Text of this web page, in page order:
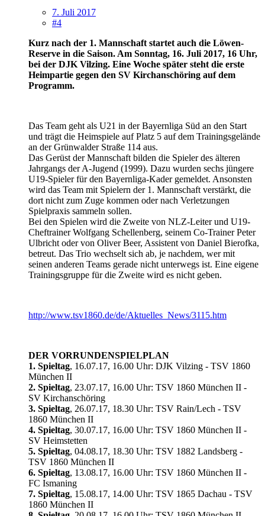
7. Juli 2017
#4
Kurz nach der 1. Mannschaft startet auch die Löwen-
Reserve in die Saison. Am Sonntag, 16. Juli 2017, 16 Uhr,
bei der DJK Vilzing. Eine Woche später steht die erste
Heimpartie gegen den SV Kirchanschöring auf dem
Programm.
Das Team geht als U21 in der Bayernliga Süd an den Start
und trägt die Heimspiele auf Platz 5 auf dem Trainingsgelände
an der Grünwalder Straße 114 aus.
Das Gerüst der Mannschaft bilden die Spieler des älteren
Jahrgangs der A-Jugend (1999). Dazu wurden sechs jüngere
U19-Spieler für den Bayernliga-Kader gemeldet. Ansonsten
wird das Team mit Spielern der 1. Mannschaft verstärkt, die
dort nicht zum Zuge kommen oder nach Verletzungen
Spielpraxis sammeln sollen.
Bei den Spielen wird die Zweite von NLZ-Leiter und U19-
Cheftrainer Wolfgang Schellenberg, seinem Co-Trainer Peter
Ulbricht oder von Oliver Beer, Assistent von Daniel Bierofka,
betreut. Das Trio wechselt sich ab, je nachdem, wer mit
seinen anderen Teams gerade nicht unterwegs ist. Eine eigene
Trainingsgruppe für die Zweite wird es nicht geben.
http://www.tsv1860.de/de/Aktuelles_News/3115.htm
DER VORRUNDENSPIELPLAN
1. Spieltag, 16.07.17, 16.00 Uhr: DJK Vilzing - TSV 1860
München II
2. Spieltag, 23.07.17, 16.00 Uhr: TSV 1860 München II -
SV Kirchanschöring
3. Spieltag, 26.07.17, 18.30 Uhr: TSV Rain/Lech - TSV
1860 München II
4. Spieltag, 30.07.17, 16.00 Uhr: TSV 1860 München II -
SV Heimstetten
5. Spieltag, 04.08.17, 18.30 Uhr: TSV 1882 Landsberg -
TSV 1860 München II
6. Spieltag, 13.08.17, 16.00 Uhr: TSV 1860 München II -
FC Ismaning
7. Spieltag, 15.08.17, 14.00 Uhr: TSV 1865 Dachau - TSV
1860 München II